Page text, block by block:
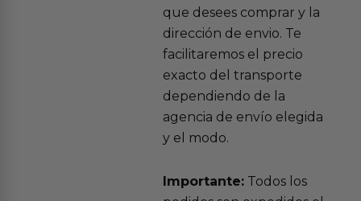
que desees comprar y la
dirección de envio. Te
facilitaremos el precio
exacto del transporte
dependiendo de la
agencia de envío elegida
y el modo.
Importante:Todos los